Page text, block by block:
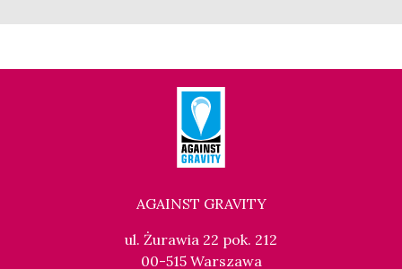
AGAINST GRAVITY
ul. Żurawia 22 pok. 212
00-515 Warszawa